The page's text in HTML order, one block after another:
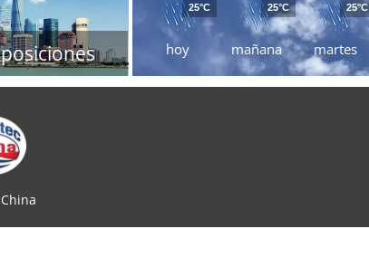
hoy
25°C
mañana
25°C
martes
25°C